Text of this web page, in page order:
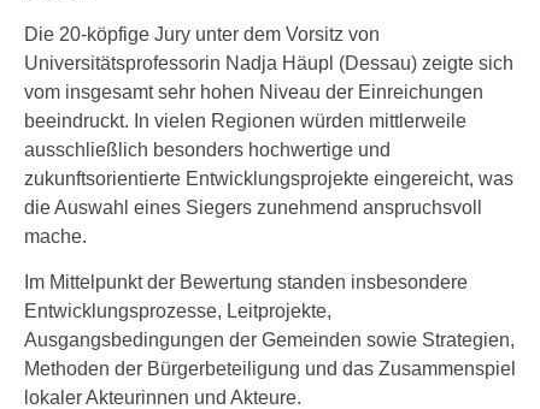
Die 20-köpfige Jury unter dem Vorsitz von
Universitätsprofessorin Nadja Häupl (Dessau) zeigte sich
vom insgesamt sehr hohen Niveau der Einreichungen
beeindruckt. In vielen Regionen würden mittlerweile
ausschließlich besonders hochwertige und
zukunftsorientierte Entwicklungsprojekte eingereicht, was
die Auswahl eines Siegers zunehmend anspruchsvoll
mache.
Im Mittelpunkt der Bewertung standen insbesondere
Entwicklungsprozesse, Leitprojekte,
Ausgangsbedingungen der Gemeinden sowie Strategien,
Methoden der Bürgerbeteiligung und das Zusammenspiel
lokaler Akteurinnen und Akteure.